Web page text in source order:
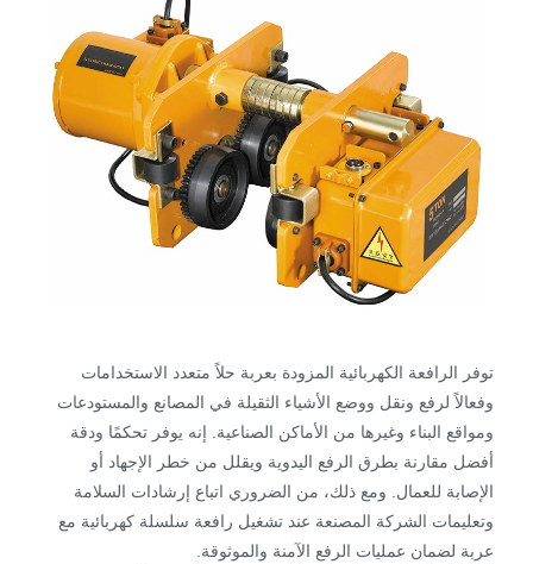
توفر الرافعة الكهربائية المزودة بعربة حلاً متعدد الاستخدامات
وفعالاً لرفع ونقل ووضع الأشياء الثقيلة في المصانع والمستودعات
ومواقع البناء وغيرها من الأماكن الصناعية. إنه يوفر تحكمًا ودقة
أفضل مقارنة بطرق الرفع اليدوية ويقلل من خطر الإجهاد أو
الإصابة للعمال. ومع ذلك، من الضروري اتباع إرشادات السلامة
وتعليمات الشركة المصنعة عند تشغيل رافعة سلسلة كهربائية مع
عربة لضمان عمليات الرفع الآمنة والموثوقة.